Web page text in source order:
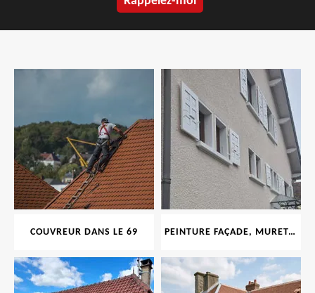
COUVREUR DANS LE 69 PEINTURE FAÇADE, MURET, TOITURE, BOISERIE, FERRONERIE, GOUTTIÈRE 69